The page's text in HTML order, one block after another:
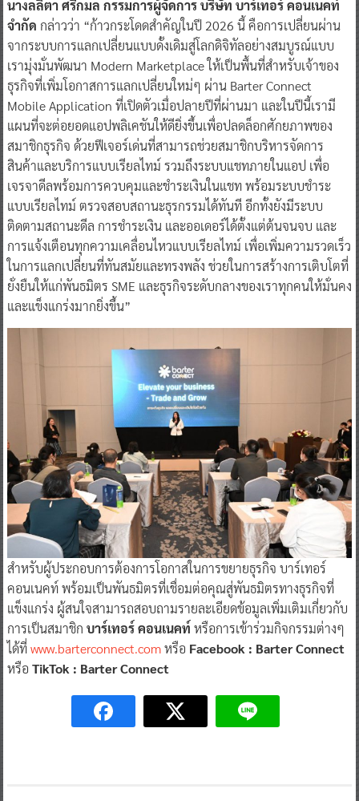
นางลลิตา ศรีกมล กรรมการผู้จัดการ บริษัท บาร์เทอร์ คอนเนคท์
จำกัด กล่าวว่า “ก้าวกระโดดสำคัญในปี 2026 นี้ คือการเปลี่ยนผ่าน
จากระบบการแลกเปลี่ยนแบบดั้งเดิมสู่โลกดิจิทัลอย่างสมบูรณ์แบบ
เรามุ่งมั่นพัฒนา Modern Marketplace ให้เป็นพื้นที่สำหรับเจ้าของ
ธุรกิจที่เพิ่มโอกาสการแลกเปลี่ยนใหม่ๆ ผ่าน Barter Connect
Mobile Application ที่เปิดตัวเมื่อปลายปีที่ผ่านมา และในปีนี้เรามี
แผนที่จะต่อยอดแอปพลิเคชันให้ดียิ่งขึ้นเพื่อปลดล็อกศักยภาพของ
สมาชิกธุรกิจ ด้วยฟีเจอร์เด่นที่สามารถช่วยสมาชิกบริหารจัดการ
สินค้าและบริการแบบเรียลไทม์ รวมถึงระบบแชทภายในแอป เพื่อ
เจรจาดีลพร้อมการควบคุมและชำระเงินในแชท พร้อมระบบชำระ
แบบเรียลไทม์ ตรวจสอบสถานะธุรกรรมได้ทันที อีกทั้งยังมีระบบ
ติดตามสถานะดีล การชำระเงิน และออเดอร์ได้ตั้งแต่ต้นจนจบ และ
การแจ้งเตือนทุกความเคลื่อนไหวแบบเรียลไทม์ เพื่อเพิ่มความรวดเร็ว
ในการแลกเปลี่ยนที่ทันสมัยและทรงพลัง ช่วยในการสร้างการเติบโตที่
ยั่งยืนให้แก่พันธมิตร SME และธุรกิจระดับกลางของเราทุกคนให้มั่นคง
และแข็งแกร่งมากยิ่งขึ้น”
สำหรับผู้ประกอบการต้องการโอกาสในการขยายธุรกิจ บาร์เทอร์
คอนเนคท์ พร้อมเป็นพันธมิตรที่เชื่อมต่อคุณสู่พันธมิตรทางธุรกิจที่
แข็งแกร่ง ผู้สนใจสามารถสอบถามรายละเอียดข้อมูลเพิ่มเติมเกี่ยวกับ
การเป็นสมาชิก บาร์เทอร์ คอนเนคท์ หรือการเข้าร่วมกิจกรรมต่างๆ
ได้ที่www.barterconnect.comหรือ Facebook : Barter Connect
หรือ TikTok : Barter Connect